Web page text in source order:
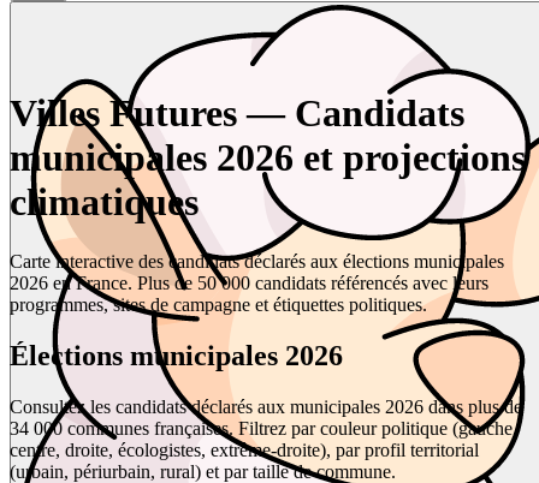
Villes Futures — Candidats
municipales 2026 et projections
climatiques
Carte interactive des candidats déclarés aux élections municipales
2026 en France. Plus de 50 000 candidats référencés avec leurs
programmes, sites de campagne et étiquettes politiques.
Élections municipales 2026
Consultez les candidats déclarés aux municipales 2026 dans plus de
34 000 communes françaises. Filtrez par couleur politique (gauche,
centre, droite, écologistes, extrême-droite), par profil territorial
(urbain, périurbain, rural) et par taille de commune.